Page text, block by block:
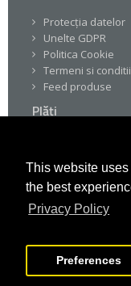
This website
the best
Privacy Policy
Preferences
Protecția datelor
Unelte GDPR
Politica Cookie
Termeni si conditii
Feed produse
Plăți
certificarilor SSL.
prin transfer